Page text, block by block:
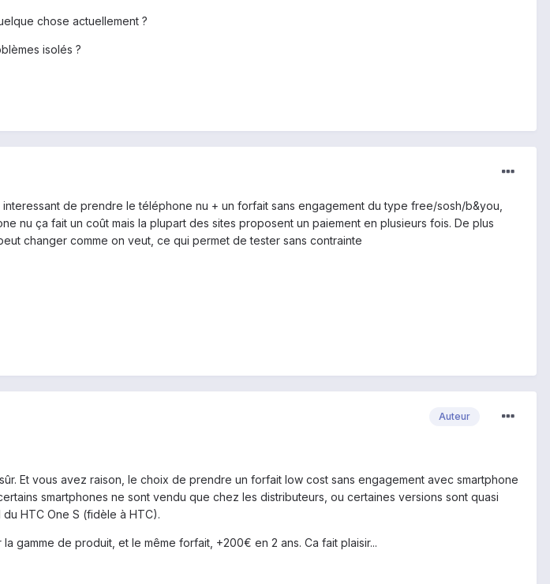
chose actuellement ?
isolés ?
de prendre le téléphone nu + un forfait sans engagement du type free/sosh/b&you,
nu ça fait un coût mais la plupart des sites proposent un paiement en plusieurs fois. De plus
changer comme on veut, ce qui permet de tester sans contrainte
Auteur
Et vous avez raison, le choix de prendre un forfait low cost sans engagement avec smartphone
smartphones ne sont vendu que chez les distributeurs, ou certaines versions sont quasi
HTC One S (fidèle à HTC).
gamme de produit, et le même forfait, +200€ en 2 ans. Ca fait plaisir...